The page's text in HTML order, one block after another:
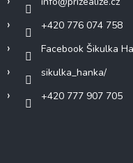
+420 776 074 758
Facebook Šikulka
sikulka_hanka/
+420 777 907 705